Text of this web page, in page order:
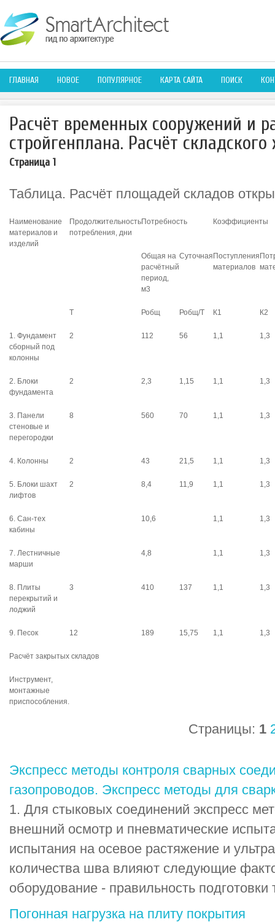
ГЛАВНАЯ НОВОЕ ПОПУЛЯРНОЕ КАРТА САЙТА ПОИСК
Расчёт временных сооружений и
стройгенплана. Расчёт складского
Страница 1
Таблица. Расчёт площадей складов
Наименование
материалов и
изделий
Продолжительность
потребления, дни
Потребность Коэффициенты
Общая на
расчётный
период,
м3
Суточная Поступления
материалов
Т Робщ Робщ/Т К1 К2
1. Фундамент
сборный под
колонны
2 112 56 1,1 1,3
2. Блоки
фундамента
2 2,3 1,15 1,1 1,3
3. Панели
стеновые и
перегородки
8 560 70 1,1 1,3
4. Колонны 2 43 21,5 1,1 1,3
5. Блоки шахт
лифтов
2 8,4 11,9 1,1 1,3
6. Сан-тех
кабины
10,6 1,1 1,3
7. Лестничные
марши
4,8 1,1 1,3
8. Плиты
перекрытий и
лоджий
3 410 137 1,1 1,3
9. Песок 12 189 15,75 1,1 1,3
Расчёт закрытых складов
Инструмент,
монтажные
приспособления.
Страницы: 1
Экспресс методы контроля сварных
газопроводов. Экспресс методы для
1. Для стыковых соединений экспресс
внешний осмотр и пневматические
испытания на осевое растяжение и
количества шва влияют следующие
оборудование - правильность
Погонная нагрузка на плиту покрытия